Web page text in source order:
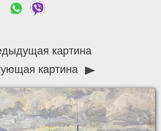
картина
картина